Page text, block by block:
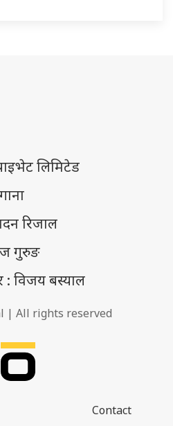
लिमिटेड
रिजाल
गुरुङ
: विजय बस्याल
| All rights reserved
Contact